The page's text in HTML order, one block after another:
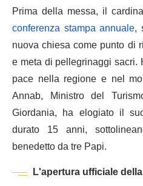
Prima della messa, il
conferenza stampa annuale,
nuova chiesa come punto di
e meta di pellegrinaggi
pace nella regione e nel
Annab, Ministro del
Giordania, ha elogiato il
durato 15 anni,
benedetto da tre Papi.
L'apertura ufficiale